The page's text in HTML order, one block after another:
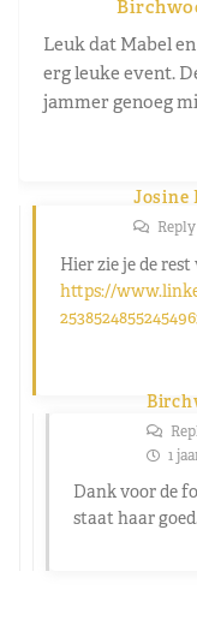
Leuk dat Mabel
erg leuke event.
jammer genoeg
Josine
Hier zie je de
https://
1
Dank voor de
staat haar